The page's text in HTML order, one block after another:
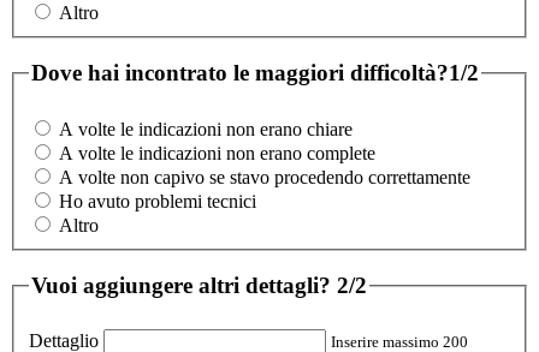
Altro
Dove hai incontrato le maggiori difficoltà?1/2
A volte le indicazioni non erano chiare
A volte le indicazioni non erano complete
A volte non capivo se stavo procedendo correttamente
Ho avuto problemi tecnici
Altro
Vuoi aggiungere altri dettagli? 2/2
Dettaglio
Inserire massimo 200